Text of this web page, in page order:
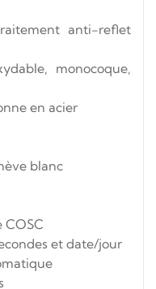
anti-reflet
monocoque,
en acier
blanc
COSC
et date/jour